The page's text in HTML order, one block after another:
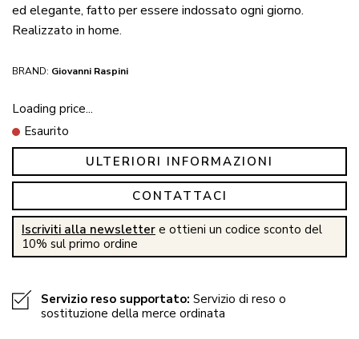
ed elegante, fatto per essere indossato ogni giorno.
Realizzato in home.
BRAND: Giovanni Raspini
Loading price...
Esaurito
ULTERIORI INFORMAZIONI
CONTATTACI
Iscriviti alla newsletter e ottieni un codice sconto del
10% sul primo ordine
Servizio reso supportato: Servizio di reso o
sostituzione della merce ordinata